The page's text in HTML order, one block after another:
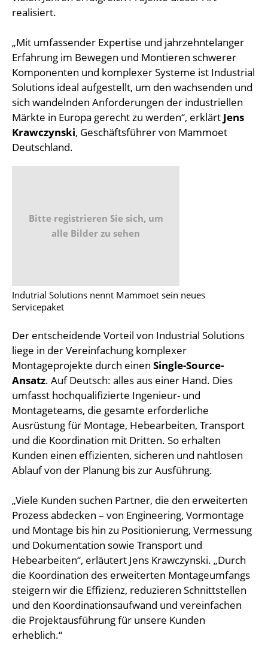
realisiert.
„Mit umfassender Expertise und jahrzehntelanger
Erfahrung im Bewegen und Montieren schwerer
Komponenten und komplexer Systeme ist Industrial
Solutions ideal aufgestellt, um den wachsenden und
sich wandelnden Anforderungen der industriellen
Märkte in Europa gerecht zu werden“, erklärt Jens
Krawczynski, Geschäftsführer von Mammoet
Deutschland.
Bitte registrieren Sie sich, um
alle Bilder zu sehen
Indutrial Solutions nennt Mammoet sein neues
Servicepaket
Der entscheidende Vorteil von Industrial Solutions
liege in der Vereinfachung komplexer
Montageprojekte durch einen Single-Source-
Ansatz. Auf Deutsch: alles aus einer Hand. Dies
umfasst hochqualifizierte Ingenieur- und
Montageteams, die gesamte erforderliche
Ausrüstung für Montage, Hebearbeiten, Transport
und die Koordination mit Dritten. So erhalten
Kunden einen effizienten, sicheren und nahtlosen
Ablauf von der Planung bis zur Ausführung.
„Viele Kunden suchen Partner, die den erweiterten
Prozess abdecken – von Engineering, Vormontage
und Montage bis hin zu Positionierung, Vermessung
und Dokumentation sowie Transport und
Hebearbeiten“, erläutert Jens Krawczynski. „Durch
die Koordination des erweiterten Montageumfangs
steigern wir die Effizienz, reduzieren Schnittstellen
und den Koordinationsaufwand und vereinfachen
die Projektausführung für unsere Kunden
erheblich.“